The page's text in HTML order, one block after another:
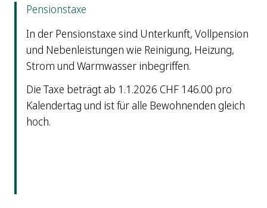
Pensionstaxe
In der Pensionstaxe sind Unterkunft, Vollpension
und Nebenleistungen wie Reinigung, Heizung,
Strom und Warmwasser inbegriffen.
Die Taxe beträgt ab 1.1.2026 CHF 146.00 pro
Kalendertag und ist für alle Bewohnenden gleich
hoch.